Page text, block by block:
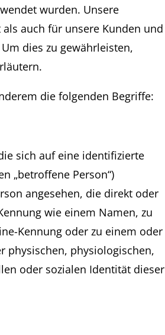
wurden. Unsere
auch für unsere Kunden und
dies zu gewährleisten,
die folgenden Begriffe:
sich auf eine identifizierte
„betroffene Person“)
angesehen, die direkt oder
wie einem Namen, zu
Kennung oder zu einem oder
physischen, physiologischen,
oder sozialen Identität dieser